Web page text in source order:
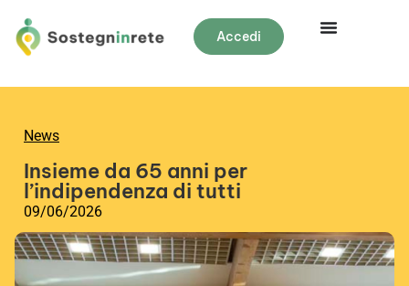
Accedi
News
Insieme da 65 anni per
l’indipendenza di tutti
09/06/2026